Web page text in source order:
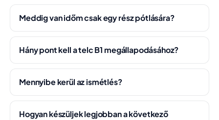
Meddig van időm csak egy rész pótlására?
Hány pont kell a telc B1 megállapodásához?
Mennyibe kerül az ismétlés?
Hogyan készüljek legjobban a következő